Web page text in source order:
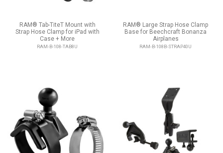
RAM® Tab-TiteT Mount with
Strap Hose Clamp for iPad with
Case + More
RAM-B-108-TAB8U
RAM® Large Strap Hose Clamp
Base for Beechcraft Bonanza
Airplanes
RAM-B-108B-STRAP40U